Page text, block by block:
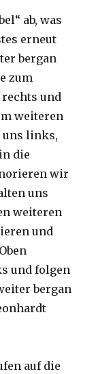
ab, was
erneut
bergan
zum
und
weiteren
uns links,
die
wir
uns
weiteren
und
und folgen
bergan
auf die